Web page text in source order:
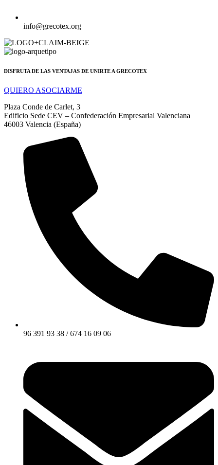
info@grecotex.org
DISFRUTA DE LAS VENTAJAS DE UNIRTE A GRECOTEX
QUIERO ASOCIARME
Plaza Conde de Carlet, 3
Edificio Sede CEV – Confederación Empresarial Valenciana
46003 Valencia (España)
96 391 93 38 / 674 16 09 06